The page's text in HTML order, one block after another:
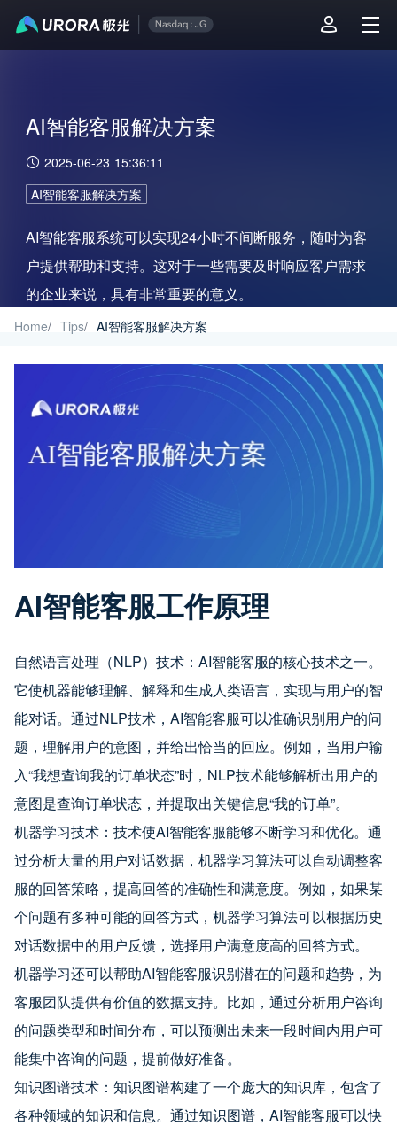
AI智能客服解决方案
2025-06-23 15:36:11
AI智能客服解决方案
AI智能客服系统可以实现24小时不间断服务，随时为客
户提供帮助和支持。这对于一些需要及时响应客户需求
的企业来说，具有非常重要的意义。
Home/ Tips/ AI智能客服解决方案
AI智能客服工作原理
自然语言处理（NLP）技术：AI智能客服的核心技术之一。
它使机器能够理解、解释和生成人类语言，实现与用户的智
能对话。通过NLP技术，AI智能客服可以准确识别用户的问
题，理解用户的意图，并给出恰当的回应。例如，当用户输
入“我想查询我的订单状态”时，NLP技术能够解析出用户的
意图是查询订单状态，并提取出关键信息“我的订单”。
机器学习技术：技术使AI智能客服能够不断学习和优化。通
过分析大量的用户对话数据，机器学习算法可以自动调整客
服的回答策略，提高回答的准确性和满意度。例如，如果某
个问题有多种可能的回答方式，机器学习算法可以根据历史
对话数据中的用户反馈，选择用户满意度高的回答方式。
机器学习还可以帮助AI智能客服识别潜在的问题和趋势，为
客服团队提供有价值的数据支持。比如，通过分析用户咨询
的问题类型和时间分布，可以预测出未来一段时间内用户可
能集中咨询的问题，提前做好准备。
知识图谱技术：知识图谱构建了一个庞大的知识库，包含了
各种领域的知识和信息。通过知识图谱，AI智能客服可以快